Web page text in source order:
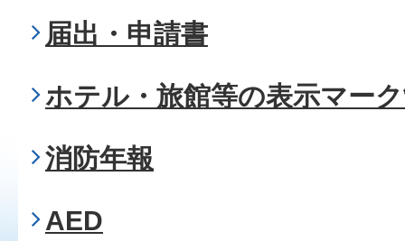
届出・申請書
ホテル・旅館等の表示マー
消防年報
AED